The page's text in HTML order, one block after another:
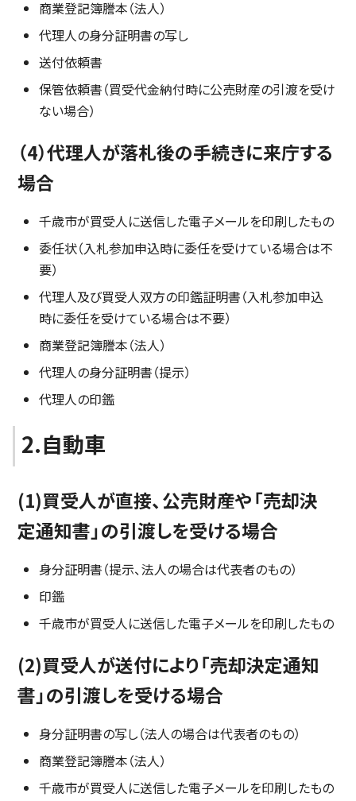
商業登記簿謄本（法人）
代理人の身分証明書の写し
送付依頼書
保管依頼書（買受代金納付時に公売財産の引渡を受け
ない場合）
（4）代理人が落札後の手続きに来庁する
場合
千歳市が買受人に送信した電子メールを印刷したもの
委任状（入札参加申込時に委任を受けている場合は不
要）
代理人及び買受人双方の印鑑証明書（入札参加申込
時に委任を受けている場合は不要）
商業登記簿謄本（法人）
代理人の身分証明書（提示）
代理人の印鑑
2.自動車
(1)買受人が直接、公売財産や「売却決
定通知書」の引渡しを受ける場合
身分証明書（提示、法人の場合は代表者のもの）
印鑑
千歳市が買受人に送信した電子メールを印刷したもの
(2)買受人が送付により「売却決定通知
書」の引渡しを受ける場合
身分証明書の写し（法人の場合は代表者のもの）
商業登記簿謄本（法人）
千歳市が買受人に送信した電子メールを印刷したもの